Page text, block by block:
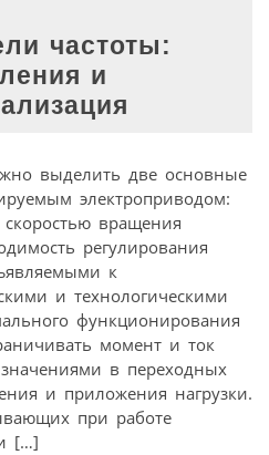
частоты:
и
выделить две основные
электроприводом:
вращения
регулирования
к
и технологическими
функционирования
момент и ток
в переходных
и приложения нагрузки.
при работе
[…]